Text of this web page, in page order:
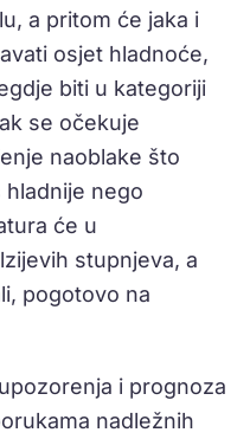
a pritom će jaka i
osjet hladnoće,
biti u kategoriji
se očekuje
naoblake što
nego
će u
stupnjeva, a
pogotovo na
i prognoza
nadležnih